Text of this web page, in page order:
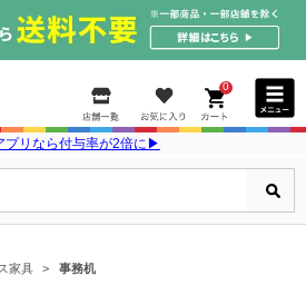
0
プリなら付与率が2倍に▶
家具 事務机